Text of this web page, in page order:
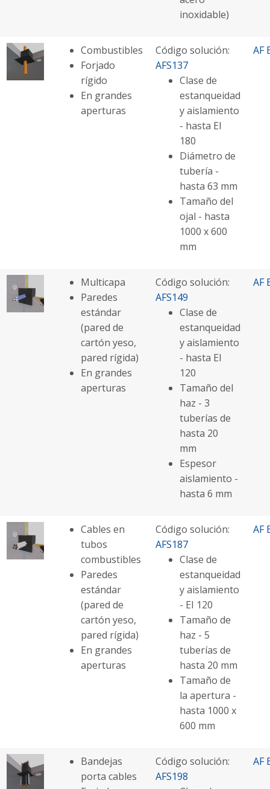
inoxidable)
Combustibles
Forjado
rígido
En grandes
aperturas
Código solución:
AFS137
Clase de
estanqueidad
y aislamiento
- hasta EI
180
Diámetro de
tubería -
hasta 63 mm
Tamaño del
ojal - hasta
1000 x 600
mm
AF
Multicapa
Paredes
estándar
(pared de
cartón yeso,
pared rígida)
En grandes
aperturas
Código solución:
AFS149
Clase de
estanqueidad
y aislamiento
- hasta EI
120
Tamaño del
haz - 3
tuberías de
hasta 20
mm
Espesor
aislamiento -
hasta 6 mm
AF
Cables en
tubos
combustibles
Paredes
estándar
(pared de
cartón yeso,
pared rígida)
En grandes
aperturas
Código solución:
AFS187
Clase de
estanqueidad
y aislamiento
- EI 120
Tamaño de
haz - 5
tuberías de
hasta 20 mm
Tamaño de
la apertura -
hasta 1000 x
600 mm
AF
Bandejas
porta cables
Código solución:
AFS198
AF